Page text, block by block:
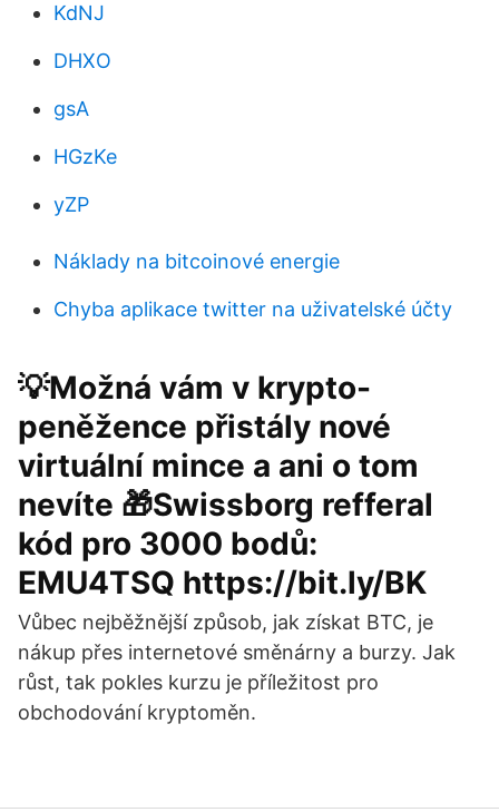
KdNJ
DHXO
gsA
HGzKe
yZP
Náklady na bitcoinové energie
Chyba aplikace twitter na uživatelské účty
💡Možná vám v krypto-
peněžence přistály nové
virtuální mince a ani o tom
nevíte 🎁Swissborg refferal
kód pro 3000 bodů:
EMU4TSQ https://bit.ly/BK
Vůbec nejběžnější způsob, jak získat BTC, je
nákup přes internetové směnárny a burzy. Jak
růst, tak pokles kurzu je příležitost pro
obchodování kryptoměn.